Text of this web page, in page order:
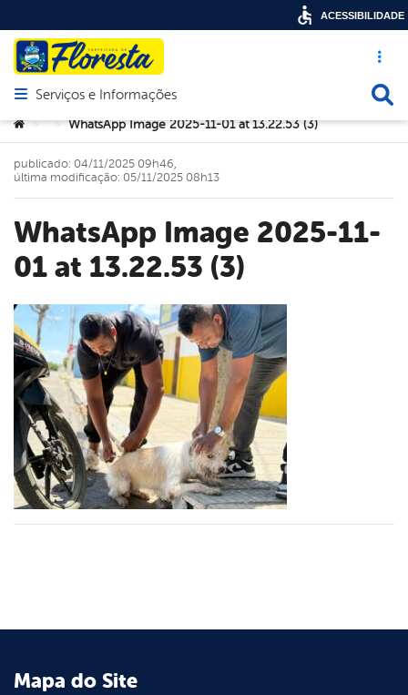
Acesso
Abrir menu principal de navegação
Serviços e Informações
Você está aqui:
> > WhatsApp Image 2025-11-01 at 13.22.53 (3)
WhatsApp Image 2025-11-
01 at 13.22.53 (3)
publicado: 04/11/2025 09h46,
última modificação: 05/11/2025 08h13
Mapa do Site
ACESSIBILIDADE